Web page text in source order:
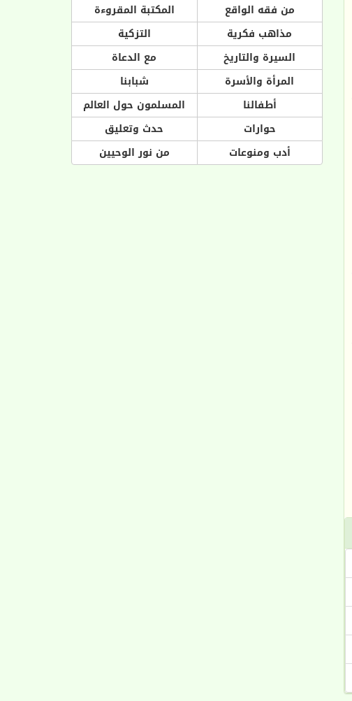
من فقه الواقع
المكتبة المقروءة
مذاهب فكرية
التزكية
السيرة والتاريخ
مع الدعاة
المرأة والأسرة
شبابنا
أطفالنا
المسلمون حول العالم
حوارات
حدث وتعليق
أدب ومنوعات
من نور الوحيين